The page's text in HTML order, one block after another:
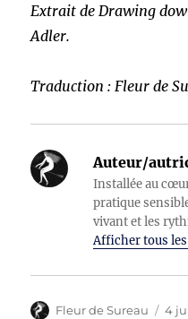
Extrait de Drawing
Adler.
Traduction : Fleur de
Auteur/
Installée au
pratique
vivant et les
Afficher tous
Auteur
Fleur de Sureau 4